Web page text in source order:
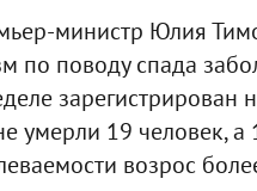
министр Юлия
по поводу спада
зарегистрирован
умерли 19 человек, а
возрос